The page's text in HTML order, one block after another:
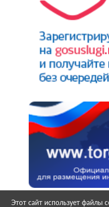
Этот сайт использует файлы